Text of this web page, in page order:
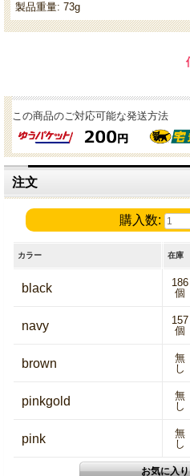
製品重量: 73g
この商品のご対応可能な発送方法
注文
購入数:
カラー 在庫
black
186
個
navy
157
個
brown
無
し
pinkgold
無
し
pink
無
し